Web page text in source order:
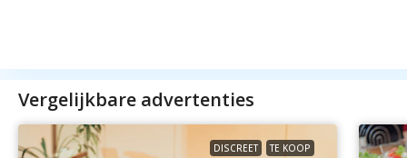
Vergelijkbare advertenties
DISCREET TE KOOP